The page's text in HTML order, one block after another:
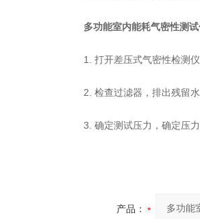
多功能室内能耗气密性测
1. 打开差压式气密性检测仪
2. 检查过滤器，排出残留水
3. 确定测试压力，确定压力
产品：